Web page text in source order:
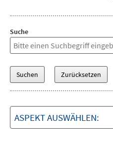
Suche
ASPEKT AUSWÄHLEN: